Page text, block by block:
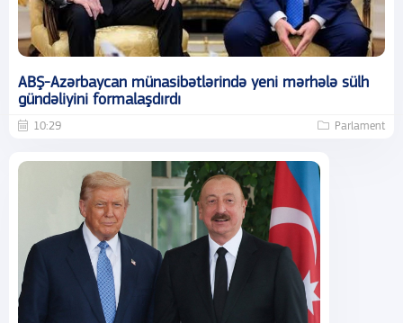
ABŞ-Azərbaycan münasibətlərində yeni mərhələ sülh
gündəliyini formalaşdırdı
10:29 Parlament